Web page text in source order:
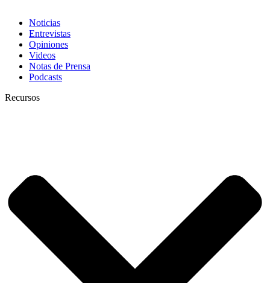
Noticias
Entrevistas
Opiniones
Videos
Notas de Prensa
Podcasts
Recursos